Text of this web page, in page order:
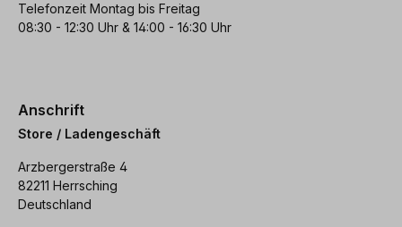
Telefonzeit Montag bis Freitag
08:30 - 12:30 Uhr & 14:00 - 16:30 Uhr
Anschrift
Store / Ladengeschäft
Arzbergerstraße 4
82211 Herrsching
Deutschland